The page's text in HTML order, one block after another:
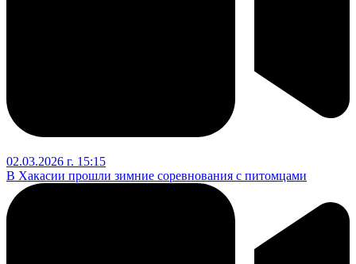
02.03.2026 г. 15:15
В Хакасии прошли зимние соревнования с питомцами